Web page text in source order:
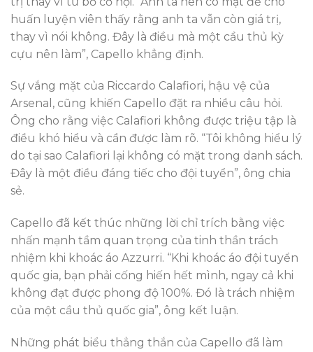
huấn luyện viên thấy rằng anh ta vẫn còn giá trị,
thay vì nói không. Đây là điều mà một cầu thủ kỳ
cựu nên làm”, Capello khẳng định.
Sự vắng mặt của Riccardo Calafiori, hậu vệ của
Arsenal, cũng khiến Capello đặt ra nhiều câu hỏi.
Ông cho rằng việc Calafiori không được triệu tập là
điều khó hiểu và cần được làm rõ. “Tôi không hiểu lý
do tại sao Calafiori lại không có mặt trong danh sách.
Đây là một điều đáng tiếc cho đội tuyển”, ông chia
sẻ.
Capello đã kết thúc những lời chỉ trích bằng việc
nhấn mạnh tầm quan trọng của tinh thần trách
nhiệm khi khoác áo Azzurri. “Khi khoác áo đội tuyển
quốc gia, bạn phải cống hiến hết mình, ngay cả khi
không đạt được phong độ 100%. Đó là trách nhiệm
của một cầu thủ quốc gia”, ông kết luận.
Những phát biểu thẳng thắn của Capello đã làm